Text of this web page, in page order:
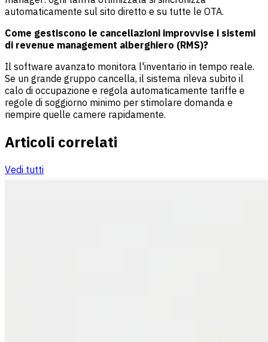
automaticamente sul sito diretto e su tutte le OTA.
Come gestiscono le cancellazioni improvvise i sistemi
di revenue management alberghiero (RMS)?
Il software avanzato monitora l'inventario in tempo reale.
Se un grande gruppo cancella, il sistema rileva subito il
calo di occupazione e regola automaticamente tariffe e
regole di soggiorno minimo per stimolare domanda e
riempire quelle camere rapidamente.
Articoli correlati
Vedi tutti